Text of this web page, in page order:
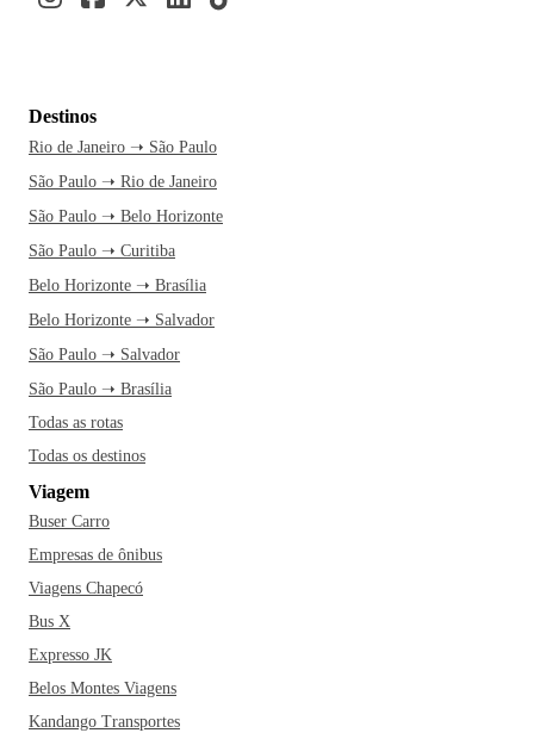
Destinos
Rio de Janeiro ➝ São Paulo
São Paulo ➝ Rio de Janeiro
São Paulo ➝ Belo Horizonte
São Paulo ➝ Curitiba
Belo Horizonte ➝ Brasília
Belo Horizonte ➝ Salvador
São Paulo ➝ Salvador
São Paulo ➝ Brasília
Todas as rotas
Todas os destinos
Viagem
Buser Carro
Empresas de ônibus
Viagens Chapecó
Bus X
Expresso JK
Belos Montes Viagens
Kandango Transportes